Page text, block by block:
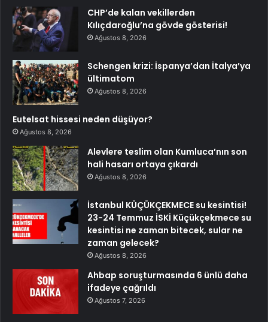
CHP’de kalan vekillerden
Kılıçdaroğlu’na gövde gösterisi!
Ağustos 8, 2026
Schengen krizi: İspanya’dan İtalya’ya
ültimatom
Ağustos 8, 2026
Eutelsat hissesi neden düşüyor?
Ağustos 8, 2026
Alevlere teslim olan Kumluca’nın son
hali hasarı ortaya çıkardı
Ağustos 8, 2026
İstanbul KÜÇÜKÇEKMECE su kesintisi!
23-24 Temmuz İSKİ Küçükçekmece su
kesintisi ne zaman bitecek, sular ne
zaman gelecek?
Ağustos 8, 2026
Ahbap soruşturmasında 6 ünlü daha
ifadeye çağrıldı
Ağustos 7, 2026